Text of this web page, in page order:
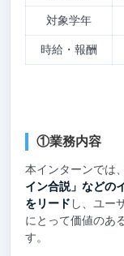
対象学年
時給・報酬
①業務内容
本インターンでは、
イン合説」などの
をリード し、ユー
にとって価値のあ
す。